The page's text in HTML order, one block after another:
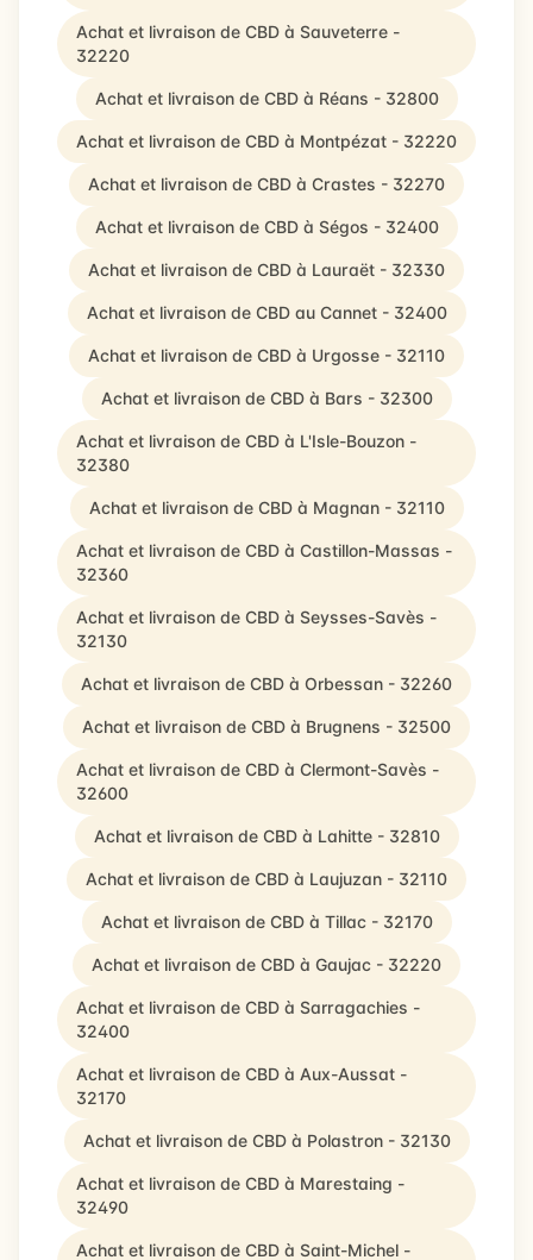
Achat et livraison de CBD à Sauveterre -
32220
Achat et livraison de CBD à Réans - 32800
Achat et livraison de CBD à Montpézat - 32220
Achat et livraison de CBD à Crastes - 32270
Achat et livraison de CBD à Ségos - 32400
Achat et livraison de CBD à Lauraët - 32330
Achat et livraison de CBD au Cannet - 32400
Achat et livraison de CBD à Urgosse - 32110
Achat et livraison de CBD à Bars - 32300
Achat et livraison de CBD à L'Isle-Bouzon -
32380
Achat et livraison de CBD à Magnan - 32110
Achat et livraison de CBD à Castillon-Massas -
32360
Achat et livraison de CBD à Seysses-Savès -
32130
Achat et livraison de CBD à Orbessan - 32260
Achat et livraison de CBD à Brugnens - 32500
Achat et livraison de CBD à Clermont-Savès -
32600
Achat et livraison de CBD à Lahitte - 32810
Achat et livraison de CBD à Laujuzan - 32110
Achat et livraison de CBD à Tillac - 32170
Achat et livraison de CBD à Gaujac - 32220
Achat et livraison de CBD à Sarragachies -
32400
Achat et livraison de CBD à Aux-Aussat -
32170
Achat et livraison de CBD à Polastron - 32130
Achat et livraison de CBD à Marestaing -
32490
Achat et livraison de CBD à Saint-Michel -